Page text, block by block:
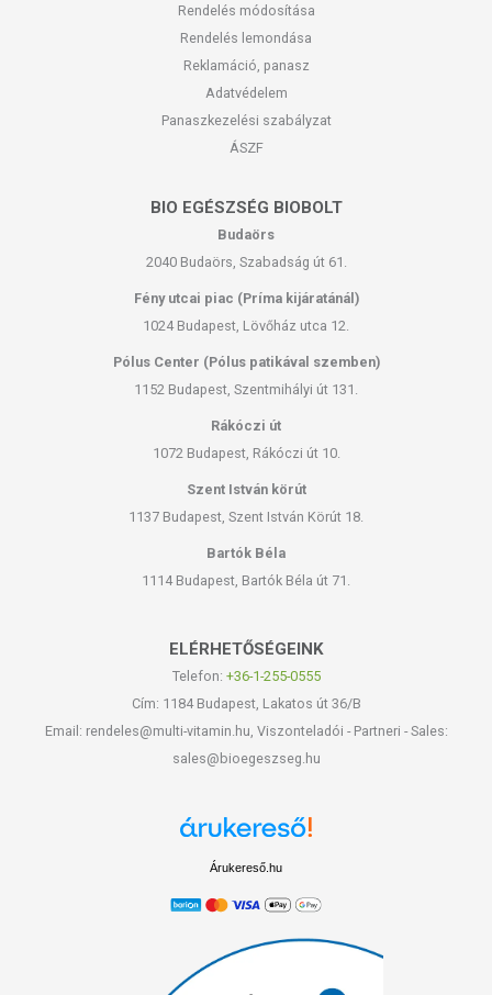
Rendelés módosítása
Rendelés lemondása
Reklamáció, panasz
Adatvédelem
Panaszkezelési szabályzat
ÁSZF
BIO EGÉSZSÉG BIOBOLT
Budaörs
2040 Budaörs, Szabadság út 61.
Fény utcai piac (Príma kijáratánál)
1024 Budapest, Lövőház utca 12.
Pólus Center (Pólus patikával szemben)
1152 Budapest, Szentmihályi út 131.
Rákóczi út
1072 Budapest, Rákóczi út 10.
Szent István körút
1137 Budapest, Szent István Körút 18.
Bartók Béla
1114 Budapest, Bartók Béla út 71.
ELÉRHETŐSÉGEINK
Telefon: +36-1-255-0555
Cím: 1184 Budapest, Lakatos út 36/B
Email: rendeles@multi-vitamin.hu, Viszonteladói - Partneri - Sales:
sales@bioegeszseg.hu
Árukereső.hu